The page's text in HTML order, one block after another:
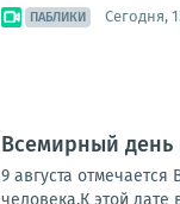
ПАБЛИКИ Сегодня,
Всемирный день
9 августа
человека.К этой дате